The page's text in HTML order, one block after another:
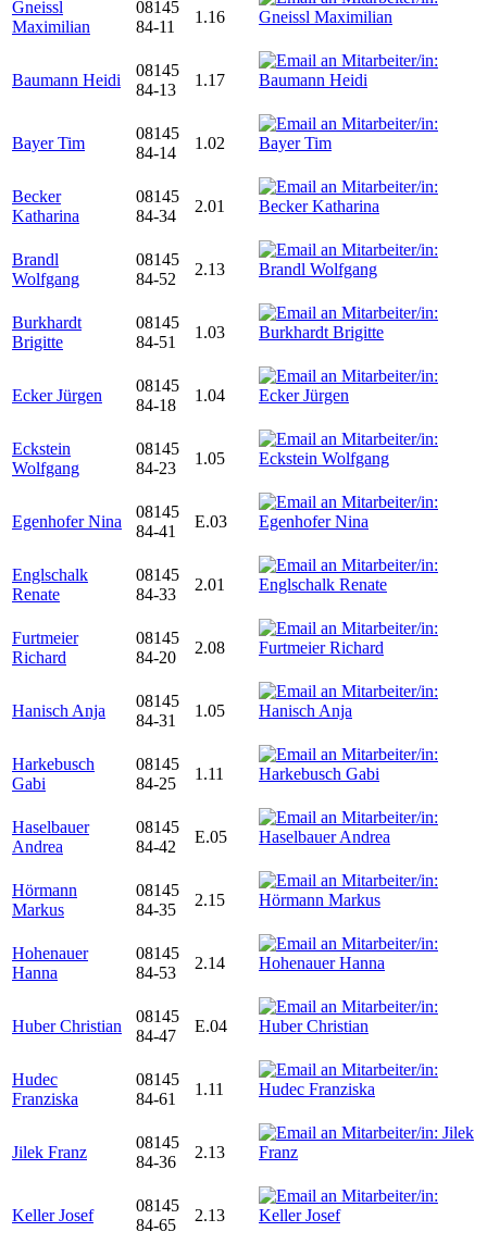
Gneissl
Maximilian
08145
84-11
1.16
Baumann Heidi
08145
84-13
1.17
Bayer Tim
08145
84-14
1.02
Becker
Katharina
08145
84-34
2.01
Brandl
Wolfgang
08145
84-52
2.13
Burkhardt
Brigitte
08145
84-51
1.03
Ecker Jürgen
08145
84-18
1.04
Eckstein
Wolfgang
08145
84-23
1.05
Egenhofer Nina
08145
84-41
E.03
Englschalk
Renate
08145
84-33
2.01
Furtmeier
Richard
08145
84-20
2.08
Hanisch Anja
08145
84-31
1.05
Harkebusch
Gabi
08145
84-25
1.11
Haselbauer
Andrea
08145
84-42
E.05
Hörmann
Markus
08145
84-35
2.15
Hohenauer
Hanna
08145
84-53
2.14
Huber Christian
08145
84-47
E.04
Hudec
Franziska
08145
84-61
1.11
Jilek Franz
08145
84-36
2.13
Keller Josef
08145
84-65
2.13